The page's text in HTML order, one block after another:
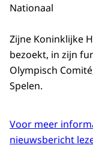
Nationaal
Zijne Koninklijke
bezoekt, in zijn
Olympisch
Spelen.
Voor meer
nieuwsbericht